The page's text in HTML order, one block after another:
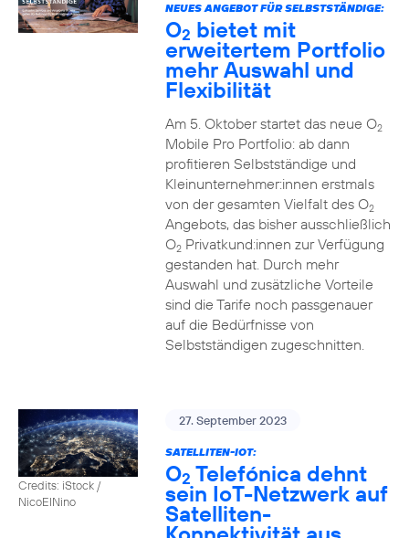
NEUES ANGEBOT FÜR SELBSTSTÄNDIGE:
O2 bietet mit
erweitertem Portfolio
mehr Auswahl und
Flexibilität
Am 5. Oktober startet das neue O2
Mobile Pro Portfolio: ab dann
profitieren Selbstständige und
Kleinunternehmer:innen erstmals
von der gesamten Vielfalt des O2
Angebots, das bisher ausschließlich
O2Privatkund:innen zur Verfügung
gestanden hat. Durch mehr
Auswahl und zusätzliche Vorteile
sind die Tarife noch passgenauer
auf die Bedürfnisse von
Selbstständigen zugeschnitten.
Credits: iStock /
NicoElNino
27. September 2023
SATELLITEN-IOT:
O2 Telefónica dehnt
sein IoT-Netzwerk auf
Satelliten-